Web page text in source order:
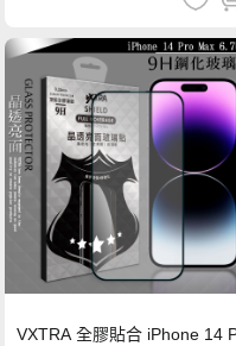
VXTRA 全膠貼合 iPhone 14